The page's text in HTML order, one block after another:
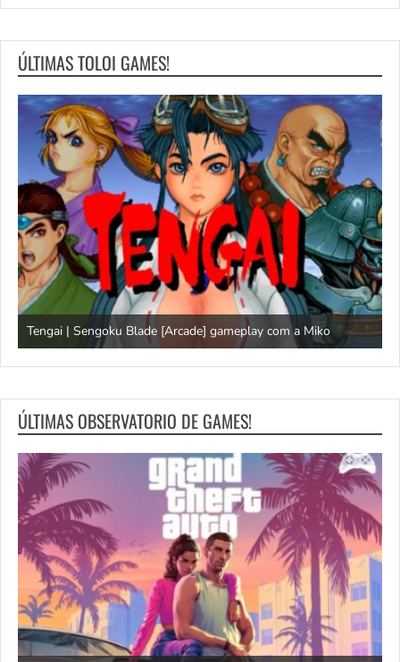
ÚLTIMAS TOLOI GAMES!
Tengai | Sengoku Blade [Arcade] gameplay com a Miko
ÚLTIMAS OBSERVATORIO DE GAMES!